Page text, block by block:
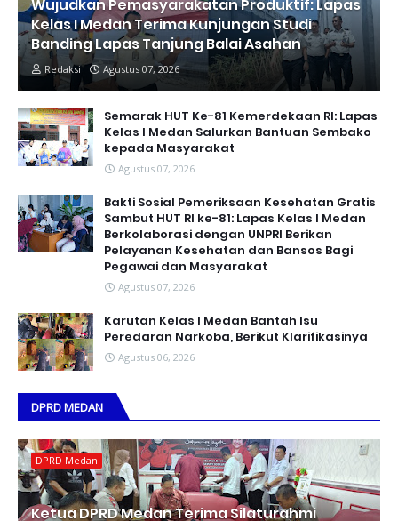
Wujudkan Pemasyarakatan Produktif: Lapas
Kelas I Medan Terima Kunjungan Studi
Banding Lapas Tanjung Balai Asahan
Redaksi Agustus 07, 2026
Semarak HUT Ke-81 Kemerdekaan RI: Lapas
Kelas I Medan Salurkan Bantuan Sembako
kepada Masyarakat
Agustus 07, 2026
Bakti Sosial Pemeriksaan Kesehatan Gratis
Sambut HUT RI ke-81: Lapas Kelas I Medan
Berkolaborasi dengan UNPRI Berikan
Pelayanan Kesehatan dan Bansos Bagi
Pegawai dan Masyarakat
Agustus 07, 2026
Karutan Kelas I Medan Bantah Isu
Peredaran Narkoba, Berikut Klarifikasinya
Agustus 06, 2026
DPRD MEDAN
DPRD Medan
Ketua DPRD Medan Terima Silaturahmi